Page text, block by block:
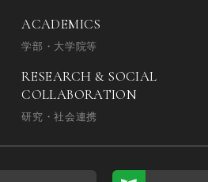
ACADEMICS
学部・大学院等
RESEARCH & SOCIAL
COLLABORATION
研究・社会連携